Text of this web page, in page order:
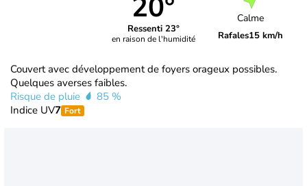
20°
Ressenti 23°
en raison de l'humidité
Calme
Rafales15 km/h
Couvert avec développement de foyers orageux possibles.
Quelques averses faibles.
Risque de pluie
85 %
Indice UV7 Fort